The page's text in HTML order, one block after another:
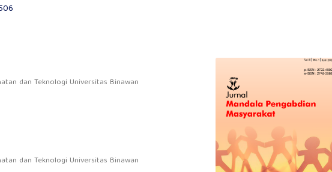
dan Teknologi Universitas Binawan
dan Teknologi Universitas Binawan